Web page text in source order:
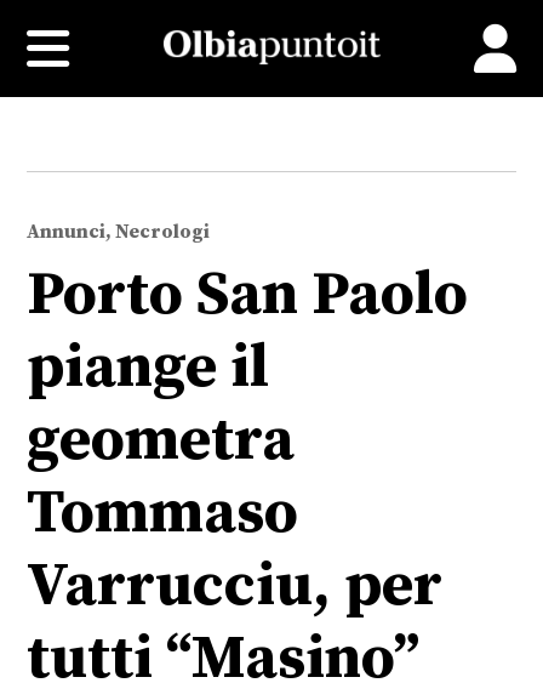
Annunci, Necrologi
Porto San Paolo
piange il
geometra
Tommaso
Varrucciu, per
tutti “Masino”